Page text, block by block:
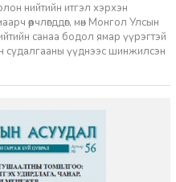
нийтийн итгэл хэрхэн
өөрчлөгддөг, мөн Монгол Улсын
санаа бодол ямар үүрэгтэй
үүднээс шинжилсэн